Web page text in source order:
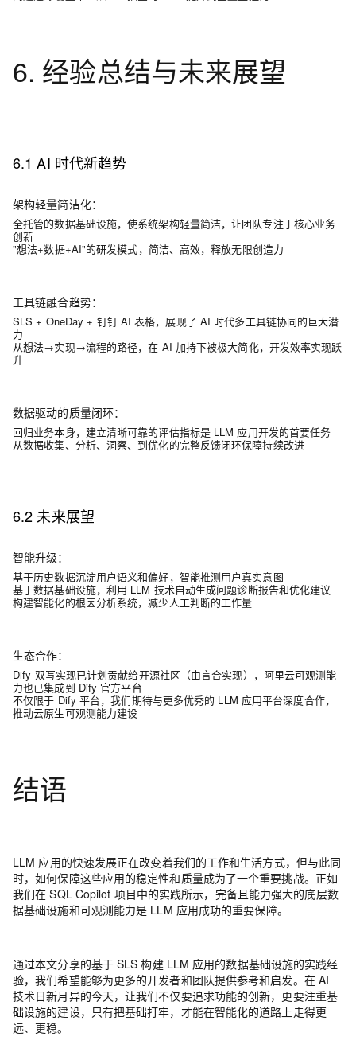
6. 经验总结与未来展望
6.1 AI 时代新趋势
架构轻量简洁化：
全托管的数据基础设施，使系统架构轻量简洁，让团队专注于核心业务
创新
"想法+数据+AI"的研发模式，简洁、高效，释放无限创造力
工具链融合趋势：
SLS + OneDay + 钉钉 AI 表格，展现了 AI 时代多工具链协同的巨大潜
力
从想法→实现→流程的路径，在 AI 加持下被极大简化，开发效率实现跃
升
数据驱动的质量闭环：
回归业务本身，建立清晰可靠的评估指标是 LLM 应用开发的首要任务
从数据收集、分析、洞察、到优化的完整反馈闭环保障持续改进
6.2 未来展望
智能升级：
基于历史数据沉淀用户语义和偏好，智能推测用户真实意图
基于数据基础设施，利用 LLM 技术自动生成问题诊断报告和优化建议
构建智能化的根因分析系统，减少人工判断的工作量
生态合作：
Dify 双写实现已计划贡献给开源社区（由言合实现），阿里云可观测能
力也已集成到 Dify 官方平台
不仅限于 Dify 平台，我们期待与更多优秀的 LLM 应用平台深度合作，
推动云原生可观测能力建设
结语
LLM 应用的快速发展正在改变着我们的工作和生活方式，但与此同
时，如何保障这些应用的稳定性和质量成为了一个重要挑战。正如
我们在 SQL Copilot 项目中的实践所示， 完备且能力强大的底层数
据基础设施和可观测能力是 LLM 应用成功的重要保障。
通过本文分享的基于 SLS 构建 LLM 应用的数据基础设施的实践经
验，我们希望能够为更多的开发者和团队提供参考和启发。在 AI
技术日新月异的今天，让我们不仅要追求功能的创新，更要注重基
础设施的建设，只有把基础打牢，才能在智能化的道路上走得更
远、更稳。